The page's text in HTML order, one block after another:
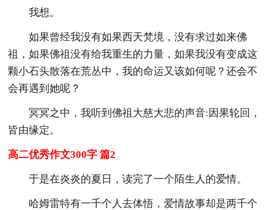
我想。
如果曾经我没有如果西天梵境，没有求过如来佛
祖，如果佛祖没有给我重生的力量，如果我没有变成这
颗小石头散落在荒丛中，我的命运又该如何呢？还会不
会再遇到她呢？
冥冥之中，我听到佛祖大慈大悲的声音:因果轮回，
皆由缘定。
高二优秀作文300字 篇2
于是在炎炎的夏日，读完了一个陌生人的爱情。
哈姆雷特有一千个人去体悟，爱情故事却是两千个